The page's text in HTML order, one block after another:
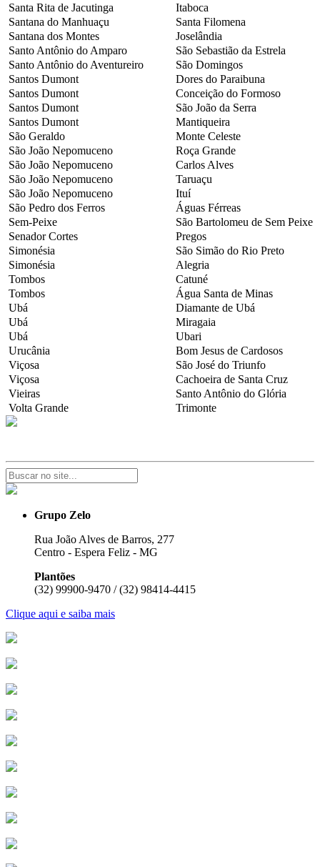
Santa Rita de Jacutinga
Itaboca
Santana do Manhuaçu
Santa Filomena
Santana dos Montes
Joselândia
Santo Antônio do Amparo
São Sebastião da Estrela
Santo Antônio do Aventureiro
São Domingos
Santos Dumont
Dores do Paraibuna
Santos Dumont
Conceição do Formoso
Santos Dumont
São João da Serra
Santos Dumont
Mantiqueira
São Geraldo
Monte Celeste
São João Nepomuceno
Roça Grande
São João Nepomuceno
Carlos Alves
São João Nepomuceno
Taruaçu
São João Nepomuceno
Ituí
São Pedro dos Ferros
Águas Férreas
Sem-Peixe
São Bartolomeu de Sem Peixe
Senador Cortes
Pregos
Simonésia
São Simão do Rio Preto
Simonésia
Alegria
Tombos
Catuné
Tombos
Água Santa de Minas
Ubá
Diamante de Ubá
Ubá
Miragaia
Ubá
Ubari
Urucânia
Bom Jesus de Cardosos
Viçosa
São José do Triunfo
Viçosa
Cachoeira de Santa Cruz
Vieiras
Santo Antônio do Glória
Volta Grande
Trimonte
Grupo Zelo
Rua João Alves de Barros, 277
Centro - Espera Feliz - MG
Plantões
(32) 99900-9470 / (32) 98414-4415
Clique aqui e saiba mais